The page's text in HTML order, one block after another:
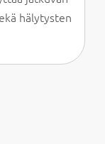
hälytysten